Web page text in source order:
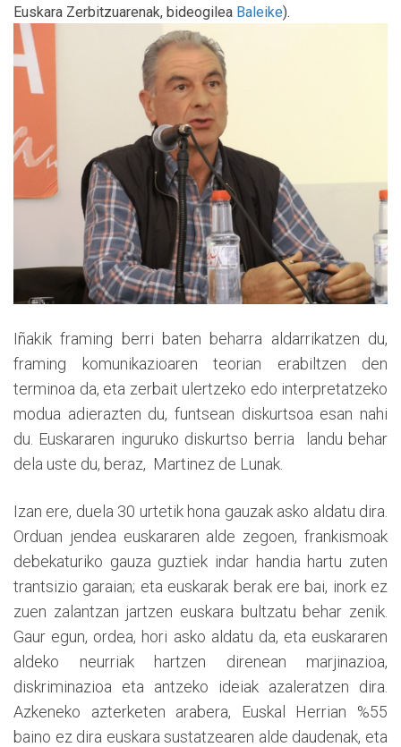
Euskara Zerbitzuarenak, bideogilea Baleike).
Iñakik framing berri baten beharra aldarrikatzen du,
framing komunikazioaren teorian erabiltzen den
terminoa da, eta zerbait ulertzeko edo interpretatzeko
modua adierazten du, funtsean diskurtsoa esan nahi
du. Euskararen inguruko diskurtso berria landu behar
dela uste du, beraz, Martinez de Lunak.
Izan ere, duela 30 urtetik hona gauzak asko aldatu dira.
Orduan jendea euskararen alde zegoen, frankismoak
debekaturiko gauza guztiek indar handia hartu zuten
trantsizio garaian; eta euskarak berak ere bai, inork ez
zuen zalantzan jartzen euskara bultzatu behar zenik.
Gaur egun, ordea, hori asko aldatu da, eta euskararen
aldeko neurriak hartzen direnean marjinazioa,
diskriminazioa eta antzeko ideiak azaleratzen dira.
Azkeneko azterketen arabera, Euskal Herrian %55
baino ez dira euskara sustatzearen alde daudenak, eta